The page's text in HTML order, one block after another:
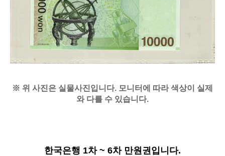
※ 위 사진은 실물사진입니다. 모니터에 따라 색상이 실제
와 다를 수 있습니다.
한국은행 1차 ~ 6차 만원권입니다.